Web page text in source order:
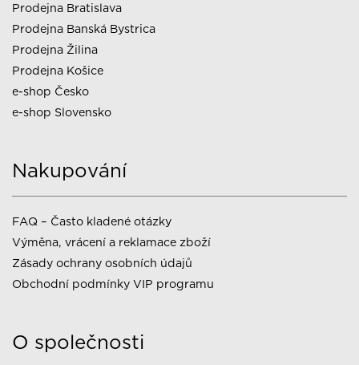
Prodejna Bratislava
Prodejna Banská Bystrica
Prodejna Žilina
Prodejna Košice
e-shop Česko
e-shop Slovensko
Nakupování
FAQ – Často kladené otázky
Výměna, vrácení a reklamace zboží
Zásady ochrany osobních údajů
Obchodní podmínky VIP programu
O společnosti